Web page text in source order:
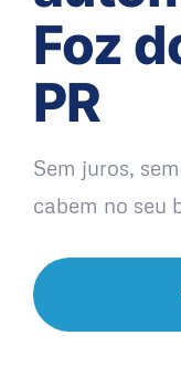
Foz
PR
Sem juros,
cabem no seu